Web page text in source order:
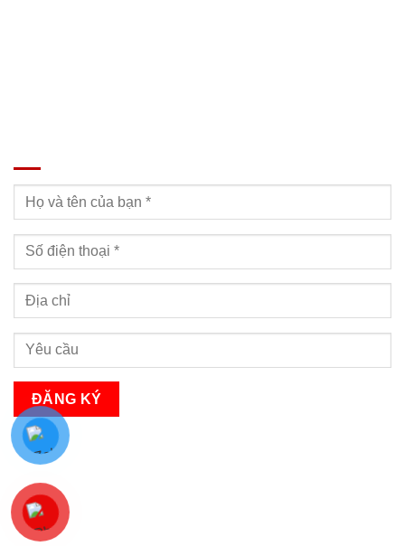
Bạn sẽ nhận được cuộc gọi tư vấn trong vòng 24h